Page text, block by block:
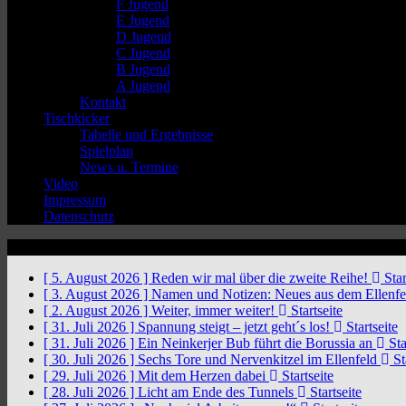
F Jugend
E Jugend
D Jugend
C Jugend
B Jugend
A Jugend
Kontakt
Tischkicker
Tabelle und Ergebnisse
Spielplan
News u. Termine
Video
Impressum
Datenschutz
[ 5. August 2026 ] Reden wir mal über die zweite Reihe!
[ 3. August 2026 ] Namen und Notizen: Neues aus dem
[ 2. August 2026 ] Weiter, immer weiter!
Startseite
[ 31. Juli 2026 ] Spannung steigt – jetzt geht´s los!
Startseite
[ 31. Juli 2026 ] Ein Neinkerjer Bub führt die Borussia an
[ 30. Juli 2026 ] Sechs Tore und Nervenkitzel im Ellenfeld
[ 29. Juli 2026 ] Mit dem Herzen dabei
Startseite
[ 28. Juli 2026 ] Licht am Ende des Tunnels
Startseite